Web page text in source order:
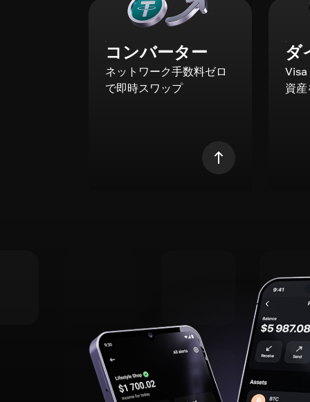
コンバーター
ネットワーク手数料ゼロ
で即時スワップ
ダ
資